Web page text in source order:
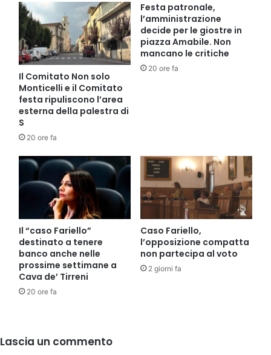
Il Comitato Non solo
Monticelli e il Comitato
festa ripuliscono l’area
esterna della palestra di
S
20 ore fa
Festa patronale,
l’amministrazione
decide per le giostre in
piazza Amabile. Non
mancano le critiche
20 ore fa
Il “caso Fariello”
destinato a tenere
banco anche nelle
prossime settimane a
Cava de’ Tirreni
20 ore fa
Caso Fariello,
l’opposizione compatta
non partecipa al voto
2 giorni fa
Lascia un commento